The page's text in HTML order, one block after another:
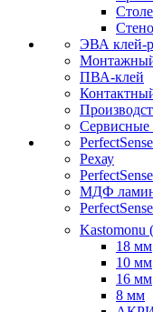
ЭВА клей-
ПВА-клей
Сервисные
Рехау
МДФ
Kastomonu
18 мм
10 мм
16 мм
8 мм